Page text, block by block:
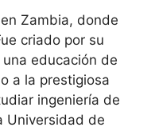
Zambia, donde
criado por su
educación de
a la prestigiosa
ingeniería de
Universidad de